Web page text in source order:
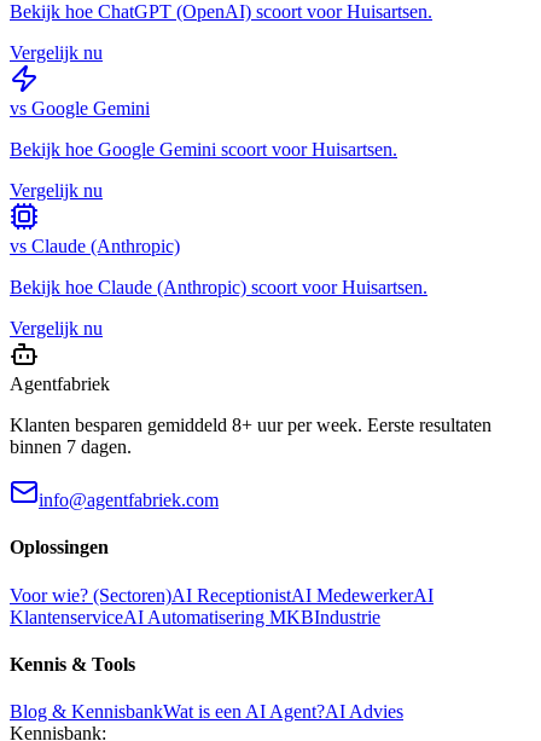
Bekijk hoe ChatGPT (OpenAI) scoort voorHuisartsen.
Vergelijk nu
vs Google Gemini
Bekijk hoe Google Gemini scoort voorHuisartsen.
Vergelijk nu
vs Claude (Anthropic)
Bekijk hoe Claude (Anthropic) scoort voorHuisartsen.
Vergelijk nu
Agentfabriek
Klanten besparen gemiddeld 8+ uur per week. Eerste resultaten
binnen 7 dagen.
info@agentfabriek.com
Oplossingen
Voor wie? (Sectoren)AI ReceptionistAI MedewerkerAI
KlantenserviceAI Automatisering MKBIndustrie
Kennis & Tools
Blog & KennisbankWat is een AI Agent?AI Advies
Kennisbank: